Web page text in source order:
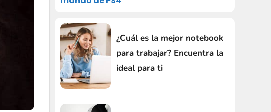
¿Cuál es la mejor notebook
para trabajar? Encuentra la
ideal para ti